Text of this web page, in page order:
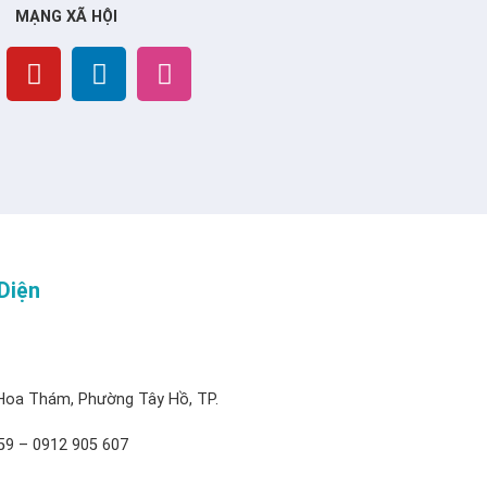
MẠNG XÃ HỘI
Thám, Phường Tây Hồ, TP.
– 0912 905 607